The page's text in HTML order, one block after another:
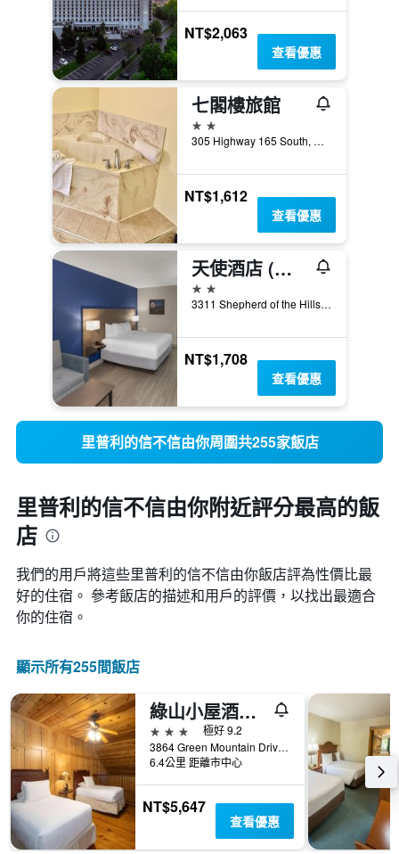
NT$2,063
查看優惠
七閣樓旅館
2星級
305 Highway 165 South, 布蘭森, MO, 美國
NT$1,612
查看優惠
天使酒店 (近 IMAX) - 布蘭森
2星級
3311 Shepherd of the Hills Expressway, 布蘭森, MO, 美國
NT$1,708
查看優惠
里普利的信不信由你周圍共255家飯店
里普利的信不信由你附近評分最高的飯
店
我們的用戶將這些里普利的信不信由你飯店評為性價比最
好的住宿。 參考飯店的描述和用戶的評價，以找出最適合
你的住宿。
顯示所有255間飯店
綠山小屋酒店 - 布蘭森
3星級
極好 9.2
3864 Green Mountain Drive, 布蘭森, MO, 美國
6.4公里 距離市中心
NT$5,647
查看優惠